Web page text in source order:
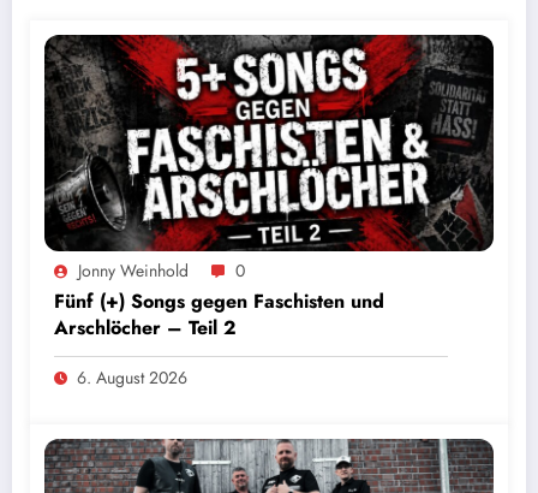
Jonny Weinhold 0
Fünf (+) Songs gegen Faschisten und
Arschlöcher – Teil 2
6. August 2026